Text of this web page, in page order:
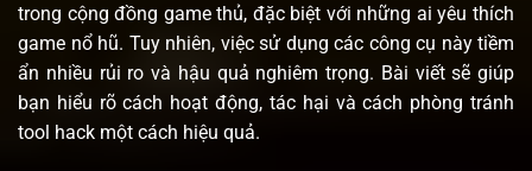
trong cộng đồng game thủ, đặc biệt với những ai yêu thích
game nổ hũ. Tuy nhiên, việc sử dụng các công cụ này tiềm
ẩn nhiều rủi ro và hậu quả nghiêm trọng. Bài viết sẽ giúp
bạn hiểu rõ cách hoạt động, tác hại và cách phòng tránh
tool hack một cách hiệu quả.